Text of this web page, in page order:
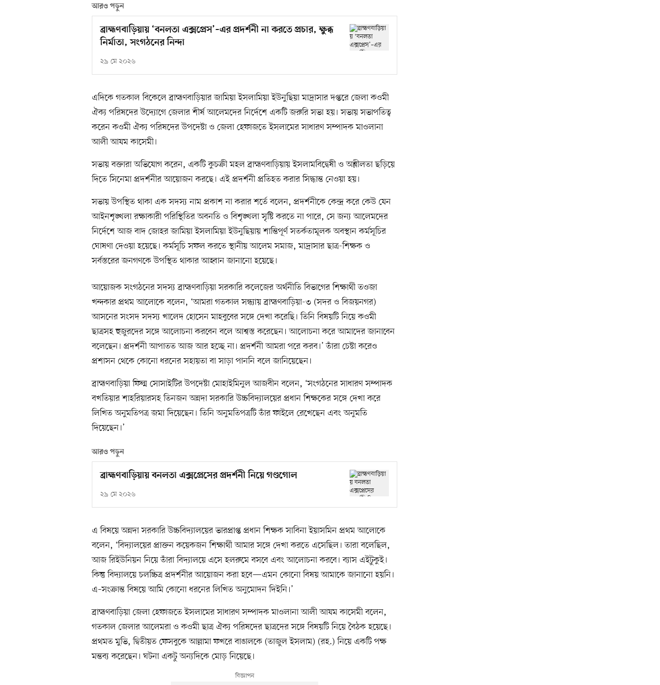
আরও পড়ুন
ব্রাহ্মণবাড়িয়ায় ‘বনলতা এক্সপ্রেস’–এর প্রদর্শনী না করতে প্রচার, ক্ষুব্ধ
নির্মাতা, সংগঠনের নিন্দা
২৯ মে ২০২৬
এদিকে গতকাল বিকেলে ব্রাহ্মণবাড়িয়ার জামিয়া ইসলামিয়া ইউনুছিয়া মাদ্রাসার দপ্তরে জেলা কওমী
ঐক্য পরিষদের উদ্যোগে জেলার শীর্ষ আলেমদের নির্দেশে একটি জরুরি সভা হয়। সভায় সভাপতিত্ব
করেন কওমী ঐক্য পরিষদের উপদেষ্টা ও জেলা হেফাজতে ইসলামের সাধারণ সম্পাদক মাওলানা
আলী আযম কাসেমী।
সভায় বক্তারা অভিযোগ করেন, একটি কুচক্রী মহল ব্রাহ্মণবাড়িয়ায় ইসলামবিদ্বেষী ও অশ্লীলতা ছড়িয়ে
দিতে সিনেমা প্রদর্শনীর আয়োজন করছে। এই প্রদর্শনী প্রতিহত করার সিদ্ধান্ত নেওয়া হয়।
সভায় উপস্থিত থাকা এক সদস্য নাম প্রকাশ না করার শর্তে বলেন, প্রদর্শনীকে কেন্দ্র করে কেউ যেন
আইনশৃঙ্খলা রক্ষাকারী পরিস্থিতির অবনতি ও বিশৃঙ্খলা সৃষ্টি করতে না পারে, সে জন্য আলেমদের
নির্দেশে আজ বাদ জোহর জামিয়া ইসলামিয়া ইউনুছিয়ায় শান্তিপূর্ণ সতর্কতামূলক অবস্থান কর্মসূচির
ঘোষণা দেওয়া হয়েছে। কর্মসূচি সফল করতে স্থানীয় আলেম সমাজ, মাদ্রাসার ছাত্র-শিক্ষক ও
সর্বস্তরের জনগণকে উপস্থিত থাকার আহ্বান জানানো হয়েছে।
আয়োজক সংগঠনের সদস্য ব্রাহ্মণবাড়িয়া সরকারি কলেজের অর্থনীতি বিভাগের শিক্ষার্থী তওজা
খন্দকার প্রথম আলোকে বলেন, ‘আমরা গতকাল সন্ধ্যায় ব্রাহ্মণবাড়িয়া-৩ (সদর ও বিজয়নগর)
আসনের সংসদ সদস্য খালেদ হোসেন মাহবুবের সঙ্গে দেখা করেছি। তিনি বিষয়টি নিয়ে কওমী
ছাত্রসহ হুজুরদের সঙ্গে আলোচনা করবেন বলে আশ্বস্ত করেছেন। আলোচনা করে আমাদের জানাবেন
বলেছেন। প্রদর্শনী আপাতত আজ আর হচ্ছে না। প্রদর্শনী আমরা পরে করব।’ তাঁরা চেষ্টা করেও
প্রশাসন থেকে কোনো ধরনের সহায়তা বা সাড়া পাননি বলে জানিয়েছেন।
ব্রাহ্মণবাড়িয়া ফিল্ম সোসাইটির উপদেষ্টা মোহাইমিনুল আজবীন বলেন, ‘সংগঠনের সাধারণ সম্পাদক
বখতিয়ার শাহরিয়ারসহ তিনজন অন্নদা সরকারি উচ্চবিদ্যালয়ের প্রধান শিক্ষকের সঙ্গে দেখা করে
লিখিত অনুমতিপত্র জমা দিয়েছেন। তিনি অনুমতিপত্রটি তাঁর ফাইলে রেখেছেন এবং অনুমতি
দিয়েছেন।’
আরও পড়ুন
ব্রাহ্মণবাড়িয়ায় বনলতা এক্সপ্রেসের প্রদর্শনী নিয়ে গণ্ডগোল
২৯ মে ২০২৬
এ বিষয়ে অন্নদা সরকারি উচ্চবিদ্যালয়ের ভারপ্রাপ্ত প্রধান শিক্ষক সাবিনা ইয়াসমিন প্রথম আলোকে
বলেন, ‘বিদ্যালয়ের প্রাক্তন কয়েকজন শিক্ষার্থী আমার সঙ্গে দেখা করতে এসেছিল। তারা বলেছিল,
আজ রিইউনিয়ন নিয়ে তাঁরা বিদ্যালয়ে এসে হলরুমে বসবে এবং আলোচনা করবে। ব্যাস এইটুকুই।
কিন্তু বিদ্যালয়ে চলচ্চিত্র প্রদর্শনীর আয়োজন করা হবে—এমন কোনো বিষয় আমাকে জানানো হয়নি।
এ–সংক্রান্ত বিষয়ে আমি কোনো ধরনের লিখিত অনুমোদন দিইনি।’
ব্রাহ্মণবাড়িয়া জেলা হেফাজতে ইসলামের সাধারণ সম্পাদক মাওলানা আলী আযম কাসেমী বলেন,
গতকাল জেলার আলেমরা ও কওমী ছাত্র ঐক্য পরিষদের ছাত্রদের সঙ্গে বিষয়টি নিয়ে বৈঠক হয়েছে।
প্রথমত মুভি, দ্বিতীয়ত ফেসবুকে আল্লামা ফখরে বাঙালকে (তাজুল ইসলাম) (রহ.) নিয়ে একটি পক্ষ
মন্তব্য করেছেন। ঘটনা একটু অন্যদিকে মোড় নিয়েছে।